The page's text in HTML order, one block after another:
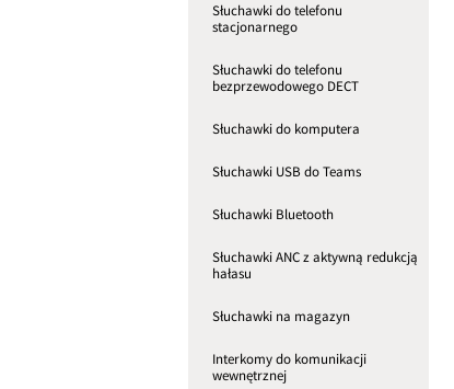
Słuchawki do telefonu
stacjonarnego
Słuchawki do telefonu
bezprzewodowego DECT
Słuchawki do komputera
Słuchawki USB do Teams
Słuchawki Bluetooth
Słuchawki ANC z aktywną redukcją
hałasu
Słuchawki na magazyn
Interkomy do komunikacji
wewnętrznej